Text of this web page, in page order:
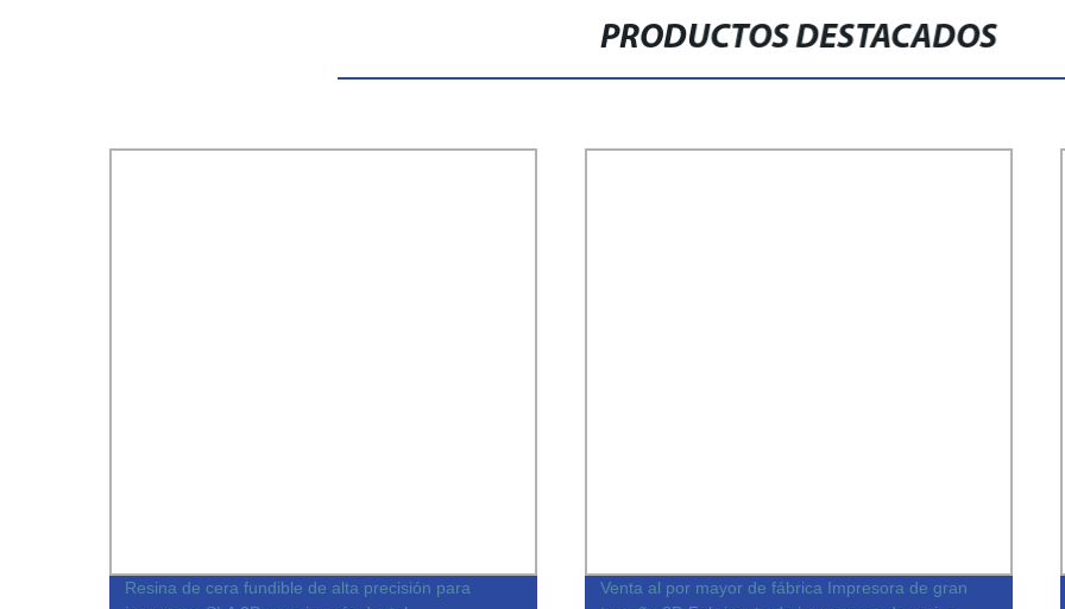
PRODUCTOS DESTACADOS
Resina de cera fundible de alta precisión para
Venta al por mayor de fábrica Impresora de gran